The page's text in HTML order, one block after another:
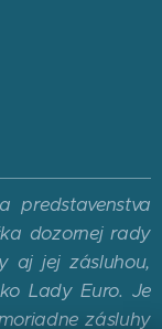
predstavenstva
dozornej rady
aj jej zásluhou,
Lady Euro. Je
zásluhy